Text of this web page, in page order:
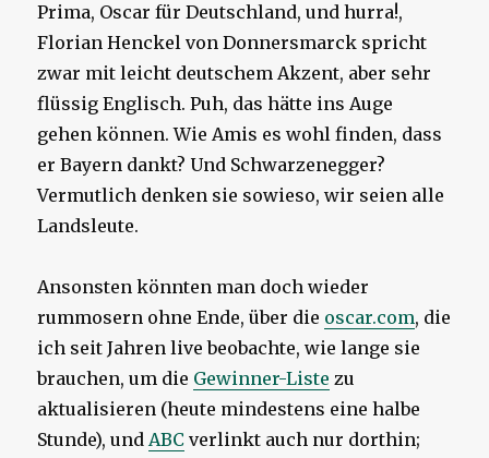
Prima, Oscar für Deutschland, und hurra!,
Florian Henckel von Donnersmarck spricht
zwar mit leicht deutschem Akzent, aber sehr
flüssig Englisch. Puh, das hätte ins Auge
gehen können. Wie Amis es wohl finden, dass
er Bayern dankt? Und Schwarzenegger?
Vermutlich denken sie sowieso, wir seien alle
Landsleute.
Ansonsten könnten man doch wieder
rummosern ohne Ende, über die oscar.com, die
ich seit Jahren live beobachte, wie lange sie
brauchen, um die Gewinner-Liste zu
aktualisieren (heute mindestens eine halbe
Stunde), undABC verlinkt auch nur dorthin;